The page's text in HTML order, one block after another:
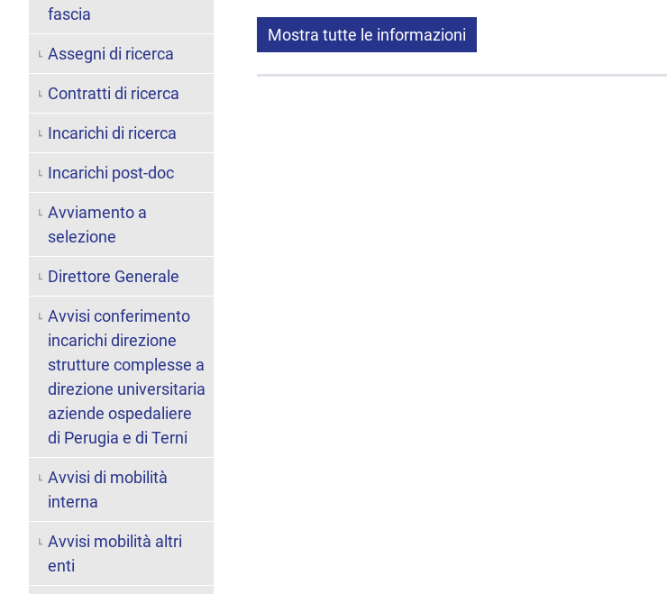
Mostra tutte le informazioni
fascia
Assegni di ricerca
Contratti di ricerca
Incarichi di ricerca
Incarichi post-doc
Avviamento a
selezione
Direttore Generale
Avvisi conferimento
incarichi direzione
strutture complesse a
direzione universitaria
aziende ospedaliere
di Perugia e di Terni
Avvisi di mobilità
interna
Avvisi mobilità altri
enti